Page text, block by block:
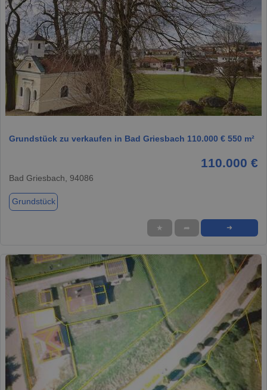
1 / 1
Grundstück zu verkaufen in Bad Griesbach 110.000 € 550 m²
110.000 €
Bad Griesbach, 94086
Grundstück
★ ➦ ➜